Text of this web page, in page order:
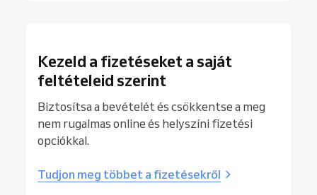
Kezeld a fizetéseket a saját
feltételeid szerint
Biztosítsa a bevételét és csökkentse a meg
nem rugalmas online és helyszíni fizetési
opciókkal.
Tudjon meg többet a fizetésekről